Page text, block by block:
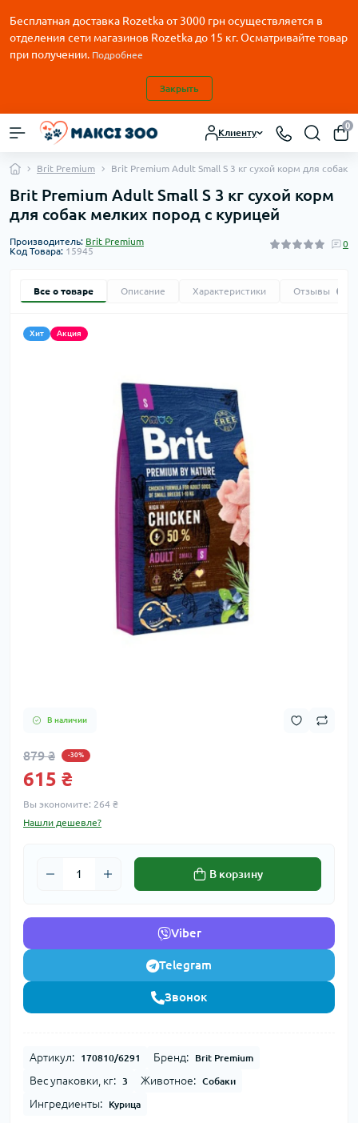
Бесплатная доставка Rozetka от3000 грн осуществляется в
отделения сети магазинов Rozetka до 15 кг. Осматривайте товар
при получении. Подробнее
Закрыть
Клиенту
0
Brit Premium Brit Premium Adult Small S 3 кг сухой корм для собак
Brit Premium Adult Small S 3 кг сухой корм
для собак мелких пород c курицей
Производитель: Brit Premium
Код Товара: 15945
0
Все о товаре Описание Характеристики Отзывы
Хит Акция
В наличии
879 ₴ -30%
615 ₴
Вы экономите: 264 ₴
Нашли дешевле?
В корзину
Viber
Telegram
Звонок
Артикул: 170810/6291 Бренд: Brit Premium
Вес упаковки, кг: 3 Животное: Собаки
Ингредиенты: Курица